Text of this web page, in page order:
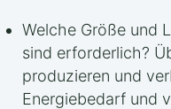
Welche Größe und
sind erforderlich?
produzieren und
Energiebedarf und